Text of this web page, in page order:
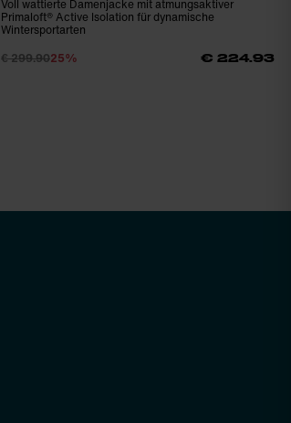
Voll wattierte Damenjacke mit atmungsaktiver
Primaloft® Active Isolation für dynamische
Wintersportarten
€ 299.9025% € 224.93